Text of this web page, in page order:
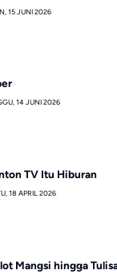
15 JUNI 2026
14 JUNI 2026
TV Itu Hiburan
18 APRIL 2026
Mangsi hingga